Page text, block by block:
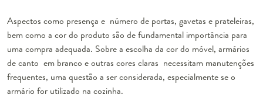
Aspectos como presença e número de portas, gavetas e prateleiras,
bem como a cor do produto são de fundamental importância para
uma compra adequada. Sobre a escolha da cor do móvel, armários
de canto em branco e outras cores claras necessitam manutenções
frequentes, uma questão a ser considerada, especialmente se o
armário for utilizado na cozinha.